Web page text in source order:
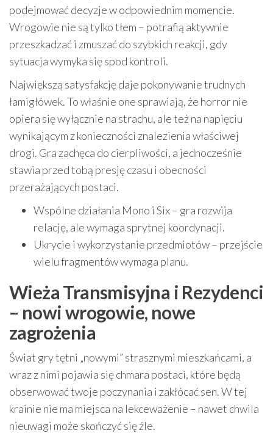
podejmować decyzje w odpowiednim momencie.
Wrogowie nie są tylko tłem – potrafią aktywnie
przeszkadzać i zmuszać do szybkich reakcji, gdy
sytuacja wymyka się spod kontroli.
Największą satysfakcję daje pokonywanie trudnych
łamigłówek. To właśnie one sprawiają, że horror nie
opiera się wyłącznie na strachu, ale też na napięciu
wynikającym z konieczności znalezienia właściwej
drogi. Gra zachęca do cierpliwości, a jednocześnie
stawia przed tobą presję czasu i obecności
przerażających postaci.
Wspólne działania Mono i Six – gra rozwija
relację, ale wymaga sprytnej koordynacji.
Ukrycie i wykorzystanie przedmiotów – przejście
wielu fragmentów wymaga planu.
Wieża Transmisyjna i Rezydenci
– nowi wrogowie, nowe
zagrożenia
Świat gry tętni „nowymi” strasznymi mieszkańcami, a
wraz z nimi pojawia się chmara postaci, które będą
obserwować twoje poczynania i zakłócać sen. W tej
krainie nie ma miejsca na lekceważenie – nawet chwila
nieuwagi może skończyć się źle.